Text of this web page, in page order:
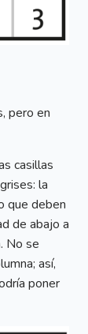
pero en
casillas
la
que deben
de abajo a
No se
así,
poner